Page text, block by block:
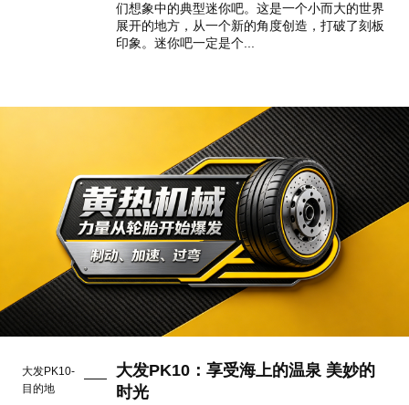
们想象中的典型迷你吧。这是一个小而大的世界
展开的地方，从一个新的角度创造，打破了刻板
印象。迷你吧一定是个...
大发PK10-
目的地
大发PK10：享受海上的温泉 美妙的
时光